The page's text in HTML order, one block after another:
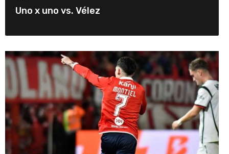
Uno x uno vs. Vélez